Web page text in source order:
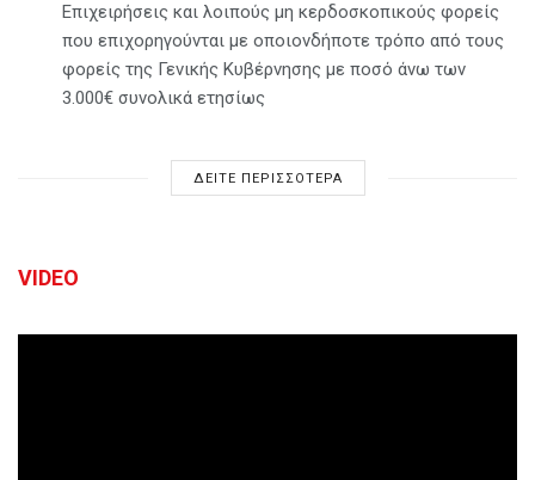
Επιχειρήσεις και λοιπούς μη κερδοσκοπικούς φορείς
που επιχορηγούνται με οποιονδήποτε τρόπο από τους
φορείς της Γενικής Κυβέρνησης με ποσό άνω των
3.000€ συνολικά ετησίως
ΔΕΙΤΕ ΠΕΡΙΣΣΟΤΕΡΑ
VIDEO